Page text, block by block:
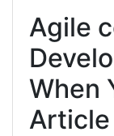
Agile
When
Article